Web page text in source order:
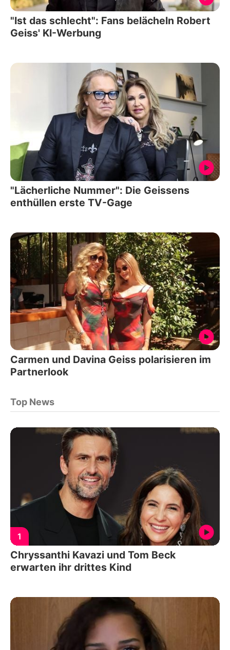
"Ist das schlecht": Fans belächeln Robert
Geiss' KI-Werbung
"Lächerliche Nummer": Die Geissens
enthüllen erste TV-Gage
Carmen und Davina Geiss polarisieren im
Partnerlook
Top News
1
Chryssanthi Kavazi und Tom Beck
erwarten ihr drittes Kind